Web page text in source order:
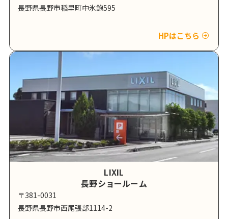
長野県長野市稲里町中氷鉋595
HPはこちら
LIXIL
長野ショールーム
〒381-0031
長野県長野市西尾張部1114-2